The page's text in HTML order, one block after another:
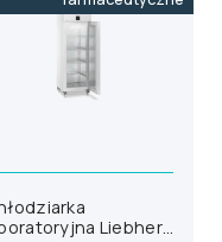
Liebherr